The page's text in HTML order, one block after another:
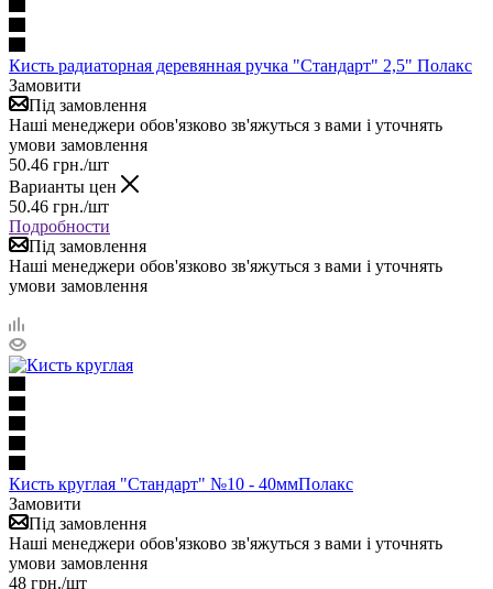
Кисть радиаторная деревянная ручка "Стандарт" 2,5" Полакс
Замовити
Під замовлення
Наші менеджери обов'язково зв'яжуться з вами і уточнять
умови замовлення
50.46 грн./шт
Варианты цен
50.46 грн./шт
Подробности
Під замовлення
Наші менеджери обов'язково зв'яжуться з вами і уточнять
умови замовлення
Кисть круглая "Стандарт" №10 - 40ммПолакс
Замовити
Під замовлення
Наші менеджери обов'язково зв'яжуться з вами і уточнять
умови замовлення
48 грн./шт